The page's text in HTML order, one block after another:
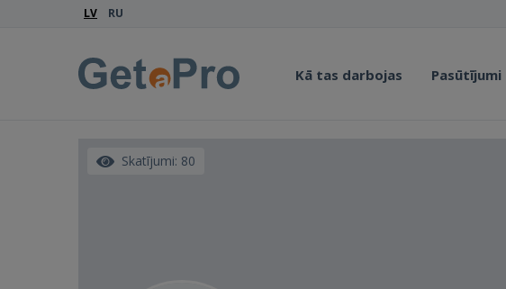
LV RU
Kā tas darbojas Pasūtījumi
Skatījumi: 80